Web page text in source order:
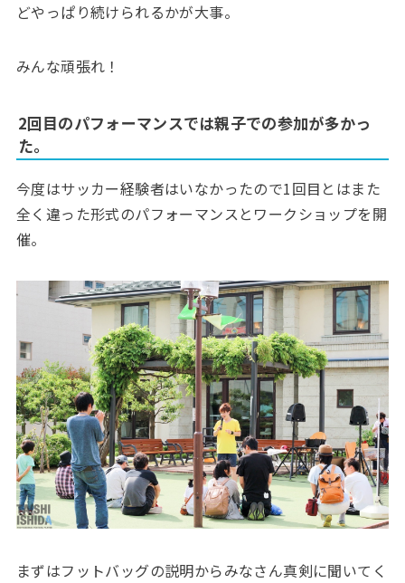
どやっぱり続けられるかが大事。
みんな頑張れ！
2回目のパフォーマンスでは親子での参加が多かっ
た。
今度はサッカー経験者はいなかったので1回目とはまた
全く違った形式のパフォーマンスとワークショップを開
催。
まずはフットバッグの説明からみなさん真剣に聞いてく